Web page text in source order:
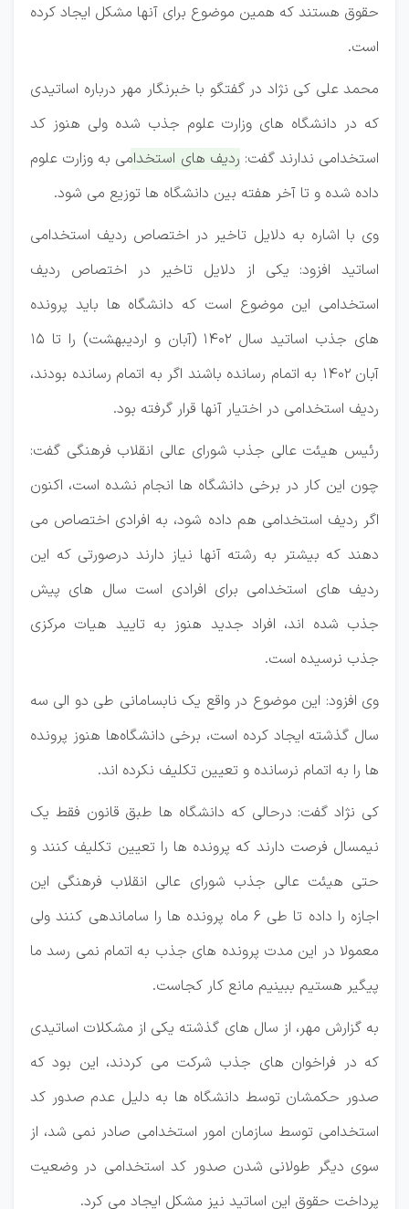
حقوق هستند که همین موضوع برای آنها مشکل ایجاد کرده
است.
محمد علی کی نژاد در گفتگو با خبرنگار مهر درباره اساتیدی
که در دانشگاه های وزارت علوم جذب شده ولی هنوز کد
استخدامی ندارند گفت: ردیف های استخدامی به وزارت علوم
داده شده و تا آخر هفته بین دانشگاه ها توزیع می شود.
وی با اشاره به دلایل تاخیر در اختصاص ردیف استخدامی
اساتید افزود: یکی از دلایل تاخیر در اختصاص ردیف
استخدامی این موضوع است که دانشگاه ها باید پرونده
های جذب اساتید سال ۱۴۰۲ (آبان و اردیبهشت) را تا ۱۵
آبان ۱۴۰۲ به اتمام رسانده باشند اگر به اتمام رسانده بودند،
ردیف استخدامی در اختیار آنها قرار گرفته بود.
رئیس هیئت عالی جذب شورای عالی انقلاب فرهنگی گفت:
چون این کار در برخی دانشگاه ها انجام نشده است، اکنون
اگر ردیف استخدامی هم داده شود، به افرادی اختصاص می
دهند که بیشتر به رشته آنها نیاز دارند درصورتی که این
ردیف های استخدامی برای افرادی است سال های پیش
جذب شده اند، افراد جدید هنوز به تایید هیات مرکزی
جذب نرسیده است.
وی افزود: این موضوع در واقع یک نابسامانی طی دو الی سه
سال گذشته ایجاد کرده است، برخی دانشگاه‌ها هنوز پرونده
ها را به اتمام نرسانده و تعیین تکلیف نکرده اند.
کی نژاد گفت: درحالی که دانشگاه ها طبق قانون فقط یک
نیمسال فرصت دارند که پرونده ها را تعیین تکلیف کنند و
حتی هیئت عالی جذب شورای عالی انقلاب فرهنگی این
اجازه را داده تا طی ۶ ماه پرونده ها را ساماندهی کنند ولی
معمولا در این مدت پرونده های جذب به اتمام نمی رسد ما
پیگیر هستیم ببینیم مانع کار کجاست.
به گزارش مهر، از سال های گذشته یکی از مشکلات اساتیدی
که در فراخوان های جذب شرکت می کردند، این بود که
صدور حکمشان توسط دانشگاه ها به دلیل عدم صدور کد
استخدامی توسط سازمان امور استخدامی صادر نمی شد، از
سوی دیگر طولانی شدن صدور کد استخدامی در وضعیت
پرداخت حقوق این اساتید نیز مشکل ایجاد می کرد.